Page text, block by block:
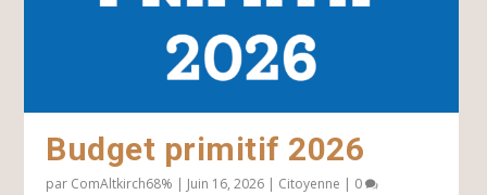
Budget primitif 2026
par ComAltkirch68% | Juin 16, 2026 | Citoyenne | 0